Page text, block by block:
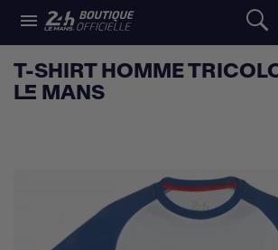

T-SHIRT HOMME
LE MANS